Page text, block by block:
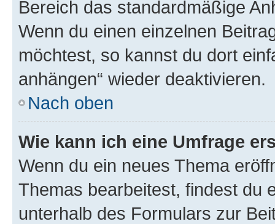
Bereich das standardmäßige
Wenn du einen einzelnen
möchtest, so kannst du dort
anhängen“ wieder deaktivieren.
Nach oben
Wie kann ich eine Umfrage
Wenn du ein neues Thema
Themas bearbeitest, findest du
unterhalb des Formulars zur